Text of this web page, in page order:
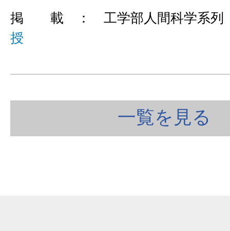
掲 載 ： 工学部人間科学系列
授
一覧を見る